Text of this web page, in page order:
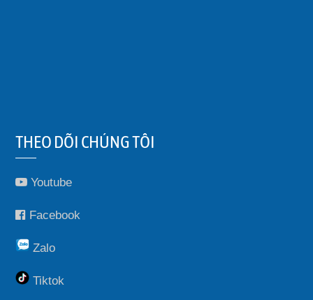
THEO DÕI CHÚNG TÔI
Youtube
Facebook
Zalo
Tiktok